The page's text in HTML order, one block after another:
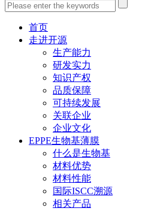
首页
走进开源
生产能力
研发实力
知识产权
品质保障
可持续发展
关联企业
企业文化
EPPE生物基薄膜
什么是生物基
材料优势
材料性能
国际ISCC溯源
相关产品